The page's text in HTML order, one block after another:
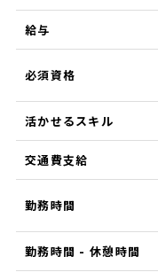
給与
必須資格
活かせるスキル
交通費支給
勤務時間
勤務時間 - 休憩時間